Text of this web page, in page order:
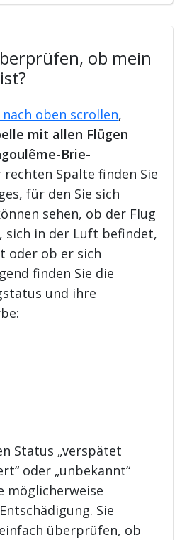
ob mein
oben scrollen,
mit allen Flügen
Brie-
rechten Spalte finden Sie
für den Sie sich
sehen, ob der Flug
sich in der Luft befindet,
oder ob er sich
finden Sie die
und ihre
Status „verspätet
oder „unbekannt“
möglicherweise
Sie
überprüfen, ob